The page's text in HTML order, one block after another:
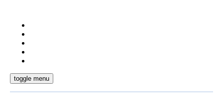
toggle menu